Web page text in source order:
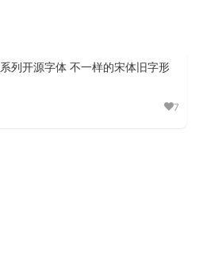
列开源字体 不一样的宋体旧字形
7